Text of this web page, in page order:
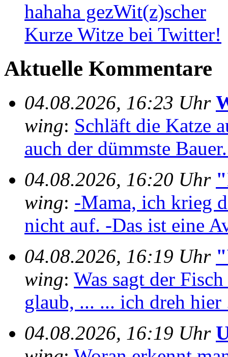
hahaha gezWit(z)scher
Kurze Witze bei Twitter!
Aktuelle Kommentare
04.08.2026, 16:23 Uhr
wing: Schläft die Katze
auch der dümmste
04.08.2026, 16:20 Uhr
wing: -Mama, ich krieg
nicht auf. -Das ist eine
04.08.2026, 16:19 Uhr
wing: Was sagt der
glaub, ... ... ich dreh hier
04.08.2026, 16:19 Uhr